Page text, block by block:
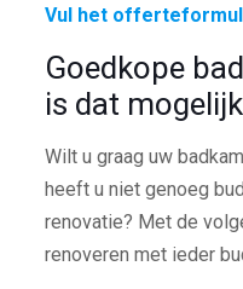
Vul het
Goedkope
is dat
Wilt u graag uw
heeft u niet genoeg
renovatie? Met de
renoveren met ieder